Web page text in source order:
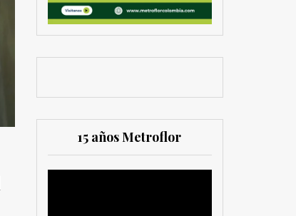
15 años Metroflor